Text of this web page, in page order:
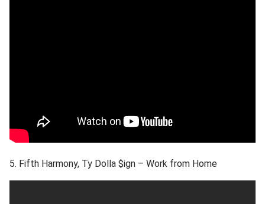
5. Fifth Harmony, Ty Dolla $ign – Work from Home